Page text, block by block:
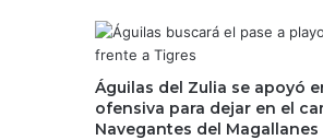
Águilas del Zulia se apoyó
ofensiva para dejar en el
Navegantes del Magallanes